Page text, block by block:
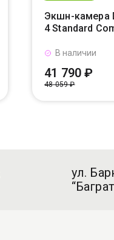
Экшн-камера
4 Standard
В наличии
41 790 ₽
48 059 ₽
ул.